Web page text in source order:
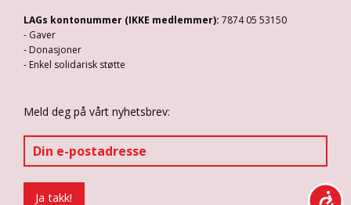
LAGs kontonummer (IKKE medlemmer): 7874 05 53150
- Gaver
- Donasjoner
- Enkel solidarisk støtte
Meld deg på vårt nyhetsbrev: